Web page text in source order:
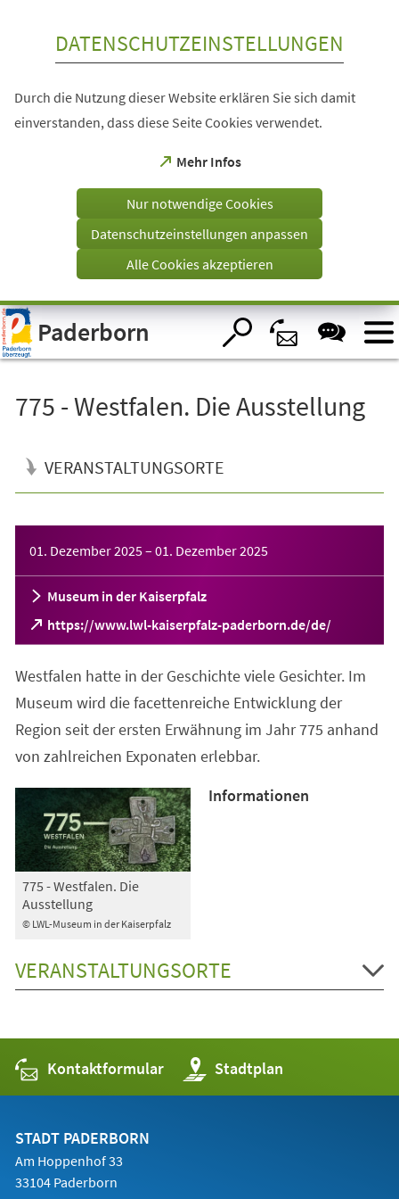
Visuelle
Assistenzsoftware
öffnen.
DATENSCHUTZEINSTELLUNGEN
Durch die Nutzung dieser Website erklären Sie sich damit
einverstanden, dass diese Seite Cookies verwendet.
Mehr Infos
(Öffnet
einem
Tab)
Nur notwendige Cookies
Datenschutzeinstellungen anpassen
Alle Cookies akzeptieren
Paderborn
775 - Westfalen. Die Ausstellung
VERANSTALTUNGSORTE
01. Dezember 2025– 01. Dezember 2025
Museum in der Kaiserpfalz
https://www.lwl-kaiserpfalz-paderborn.de/de/
(Öffnet
in
neuen
Westfalen hatte in der Geschichte viele Gesichter. Im
Museum wird die facettenreiche Entwicklung der
Region seit der ersten Erwähnung im Jahr 775 anhand
von zahlreichen Exponaten erlebbar.
© LWL-Museum in der Kaiserpfalz
775 - Westfalen. Die
Ausstellung
Informationen
VERANSTALTUNGSORTE
Kontaktformular Stadtplan
(Öffnet
in
einem
STADT PADERBORN
Am Hoppenhof 33
33104 Paderborn